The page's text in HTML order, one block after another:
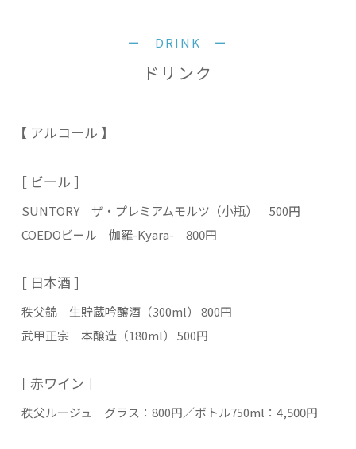
ー DRINK ー
ドリンク
【 アルコール 】
［ ビール ］
SUNTORY ザ・プレミアムモルツ（小瓶） 500円
COEDOビール 伽羅-Kyara- 800円
［ 日本酒 ］
秩父錦 生貯蔵吟醸酒（300ml） 800円
武甲正宗 本醸造（180ml） 500円
［ 赤ワイン ］
秩父ルージュ グラス：800円／ボトル750ml：4,500円